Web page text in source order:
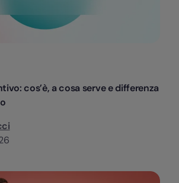
cos’è, a cosa serve e differenza